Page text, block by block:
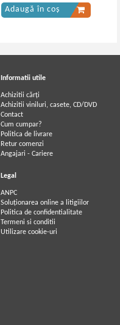
Adaugă în coș
Informatii utile
Achizitii cărți
Achizitii viniluri, casete, CD/DVD
Contact
Cum cumpar?
Politica de livrare
Retur comenzi
Angajari - Cariere
Legal
ANPC
Soluționarea online a litigiilor
Politica de confidentialitate
Termeni si conditii
Utilizare cookie-uri